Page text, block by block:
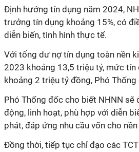
Định hướng tín dụng năm 2024,
trưởng tín dụng khoảng 15%, có
diễn biến, tình hình thực tế.
Với tổng dư nợ tín dụng toàn nền
2023 khoảng 13,5 triệu tỷ, mức
khoảng 2 triệu tỷ đồng, Phó
Phó Thống đốc cho biết NHNN sẽ
động, linh hoạt, phù hợp với diễn
phát, đáp ứng nhu cầu vốn cho
Đồng thời, tiếp tục chỉ đạo các